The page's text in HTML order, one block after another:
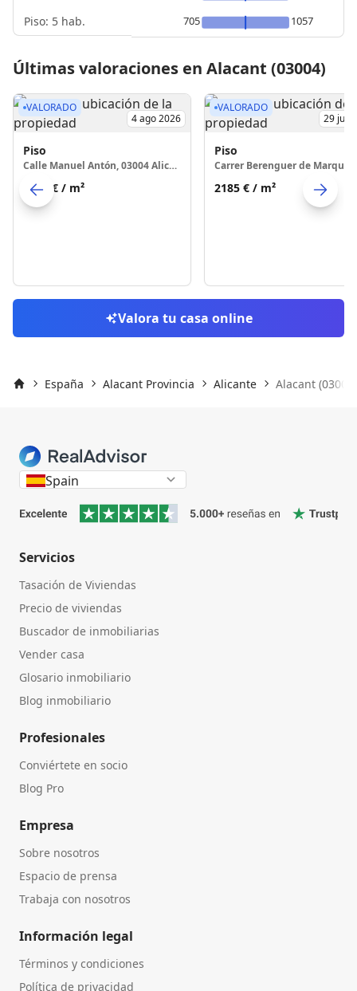
Piso: 5 hab.
705
1057
Últimas valoraciones en Alacant (03004)
VALORADO
4 ago 2026
Piso
Calle Manuel Antón, 03004 Alicante
2668 € / m²
VALORADO
29 jul
Piso
2185 € / m²
Valora tu casa online
España Alacant Provincia Alicante Alacant (03004)
Spain
Servicios
Tasación de Viviendas
Precio de viviendas
Buscador de inmobiliarias
Vender casa
Glosario inmobiliario
Blog inmobiliario
Profesionales
Conviértete en socio
Blog Pro
Empresa
Sobre nosotros
Espacio de prensa
Trabaja con nosotros
Información legal
Términos y condiciones
Política de privacidad